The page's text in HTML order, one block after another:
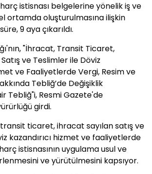
istisnası belgelerine yönelik iş ve
ortamda oluşturulmasına ilişkin
9 aya çıkarıldı.
"İhracat, Transit Ticaret,
ve Teslimler ile Döviz
ve Faaliyetlerde Vergi, Resim ve
Tebliğ’de Değişiklik
Tebliğ"i, Resmi Gazete'de
girdi.
ticaret, ihracat sayılan satış ve
kazandırıcı hizmet ve faaliyetlerde
istisnasının uygulama usul ve
ve yürütülmesini kapsıyor.